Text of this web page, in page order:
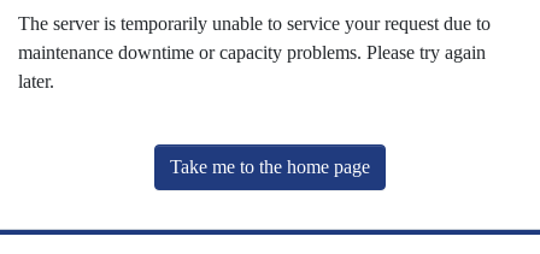
The server is temporarily unable to service your request due to
maintenance downtime or capacity problems. Please try again
later.
Take me to the home page